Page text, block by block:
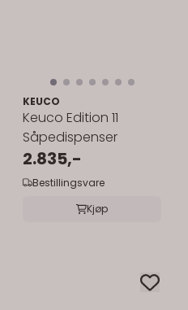
KEUCO
Keuco Edition 11
Såpedispenser
2.835,-
Bestillingsvare
Kjøp